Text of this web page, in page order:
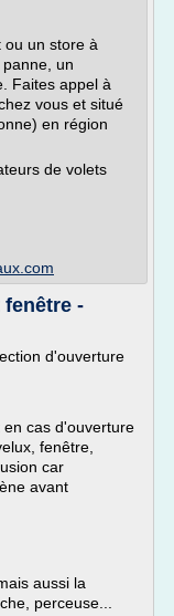
ou un store à
un
Faites appel à
vous et situé
en région
de volets
-
d'ouverture
cas d'ouverture
fenêtre,
car
avant
aussi la
perceuse...